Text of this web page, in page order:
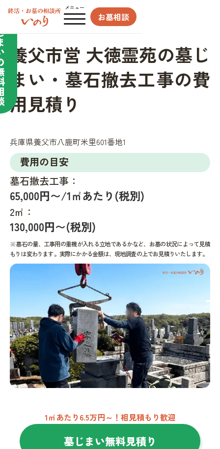
メニュー
お墓相談
養父市営 大徳霊苑の墓じ
まい・墓石撤去工事の費
用見積り
兵庫県養父市八鹿町米里601番地1
費用の目安
墓石撤去工事：
65,000円〜/1㎡あたり(税別)
2㎡：
130,000円〜(税別)
※墓石の量、工事用の重機が入れる立地であるかなど、お墓の状況によって見積
もりは変わります。実際にかかる金額は、現地調査の上でお見積りいたします。
1㎡あたり6.5万円～！相見積もり歓迎
墓じまい無料見積り